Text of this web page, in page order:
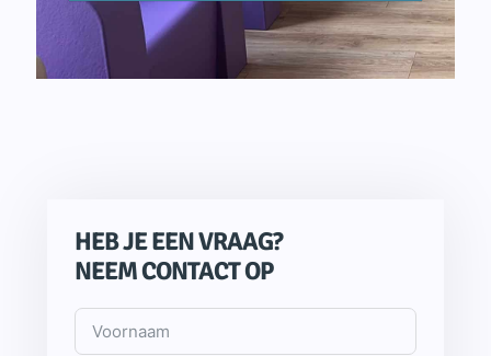
HEB JE EEN VRAAG?
NEEM CONTACT OP